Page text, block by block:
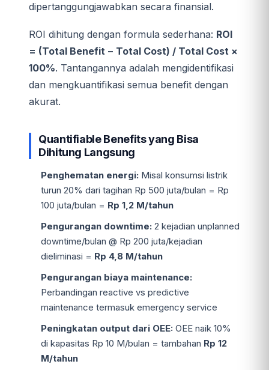
dipertanggungjawabkan secara finansial.
ROI dihitung dengan formula sederhana: ROI
= (Total Benefit − Total Cost) / Total Cost ×
100%. Tantangannya adalah mengidentifikasi
dan mengkuantifikasi semua benefit dengan
akurat.
Quantifiable Benefits yang Bisa
Dihitung Langsung
Penghematan energi: Misal konsumsi listrik
turun 20% dari tagihan Rp 500 juta/bulan = Rp
100 juta/bulan = Rp 1,2 M/tahun
Pengurangan downtime: 2 kejadian unplanned
downtime/bulan @ Rp 200 juta/kejadian
dieliminasi = Rp 4,8 M/tahun
Pengurangan biaya maintenance:
Perbandingan reactive vs predictive
maintenance termasuk emergency service
Peningkatan output dari OEE: OEE naik 10%
di kapasitas Rp 10 M/bulan = tambahan Rp 12
M/tahun